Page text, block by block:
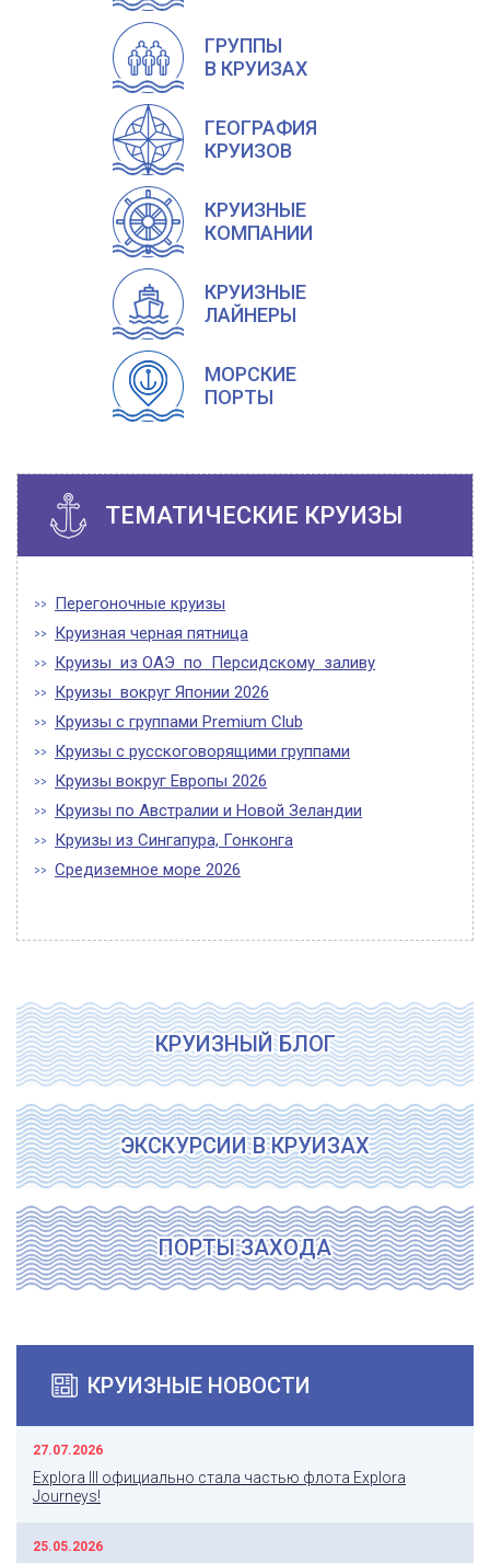
ГРУППЫ
В КРУИЗАХ
ГЕОГРАФИЯ
КРУИЗОВ
КРУИЗНЫЕ
КОМПАНИИ
КРУИЗНЫЕ
ЛАЙНЕРЫ
МОРСКИЕ
ПОРТЫ
ТЕМАТИЧЕСКИЕ КРУИЗЫ
Перегоночные круизы
Круизная черная пятница
Круизы из ОАЭ по Персидскому заливу
Круизы вокруг Японии 2026
Круизы с группами Premium Club
Круизы с русскоговорящими группами
Круизы вокруг Европы 2026
Круизы по Австралии и Новой Зеландии
Круизы из Сингапура, Гонконга
Средиземное море 2026
КРУИЗНЫЙ БЛОГ
ЭКСКУРСИИ В КРУИЗАХ
ПОРТЫ ЗАХОДА
КРУИЗНЫЕ НОВОСТИ
27.07.2026
Explora III официально стала частью флота Explora
Journeys!
25.05.2026